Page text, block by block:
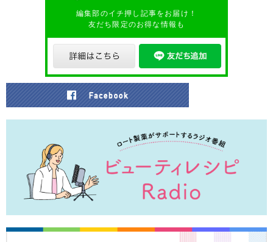
編集部のイチ押し記事をお届け！
友だち限定のお得な情報も